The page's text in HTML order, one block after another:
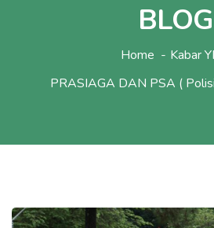
BLOG
Home
Kabar
PRASIAGA DAN PSA (